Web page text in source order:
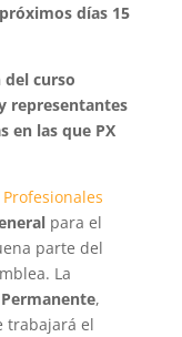
días 15
curso
representantes
en las que PX
para el
parte del
La
,
trabajará el